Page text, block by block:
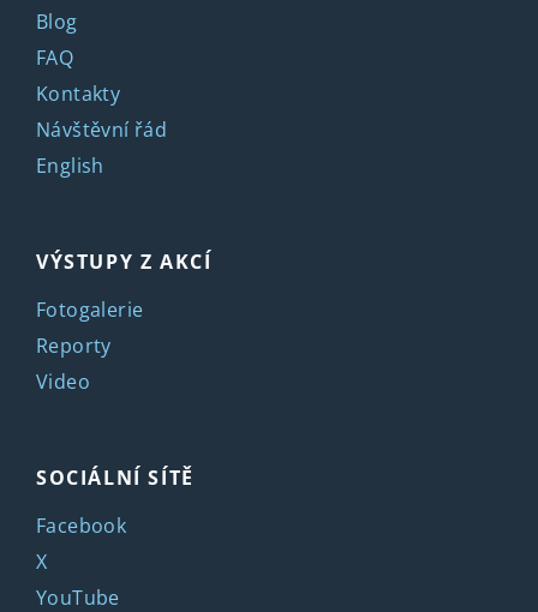
Blog
FAQ
Kontakty
Návštěvní řád
English
VÝSTUPY Z AKCÍ
Fotogalerie
Reporty
Video
SOCIÁLNÍ SÍTĚ
Facebook
X
YouTube